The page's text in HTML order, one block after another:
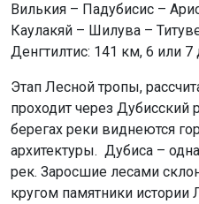
Вилькия – Падубисис –
Каулакяй – Шилува –
Денгтилтис: 141 км, 6 или 7
Этап Лесной тропы,
проходит через Дубисский
берегах реки виднеются
архитектуры. Дубиса –
рек. Заросшие лесами
кругом памятники